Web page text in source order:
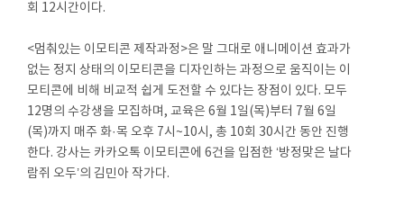
회 12시간이다.
<멈춰있는 이모티콘 제작과정>은 말 그대로 애니메이션 효과가
없는 정지 상태의 이모티콘을 디자인하는 과정으로 움직이는 이
모티콘에 비해 비교적 쉽게 도전할 수 있다는 장점이 있다. 모두
12명의 수강생을 모집하며, 교육은 6월 1일(목)부터 7월 6일
(목)까지 매주 화·목 오후 7시~10시, 총 10회 30시간 동안 진행
한다. 강사는 카카오톡 이모티콘에 6건을 입점한 ‘방정맞은 날다
람쥐 오두’의 김민아 작가다.